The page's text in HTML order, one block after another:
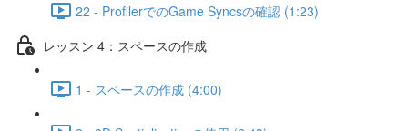
22 - ProfilerでのGame Syncsの確認 (1:23)
レッスン 4：スペースの作成
1 - スペースの作成 (4:00)